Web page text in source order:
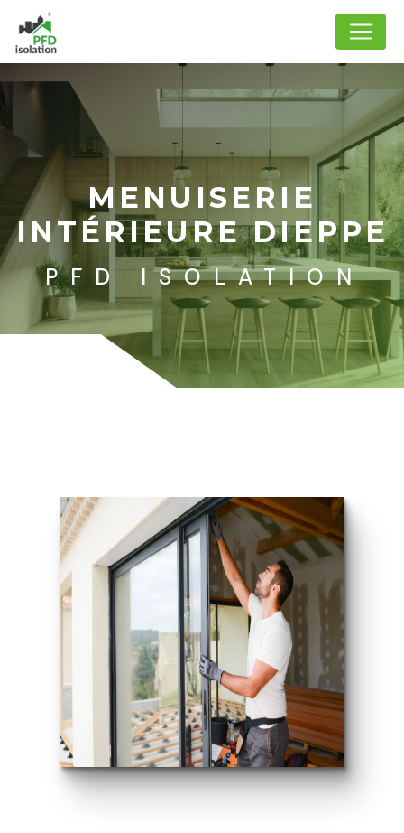
MENUISERIE
INTÉRIEURE DIEPPE
PFD ISOLATION
Panneau de gestion des cookies